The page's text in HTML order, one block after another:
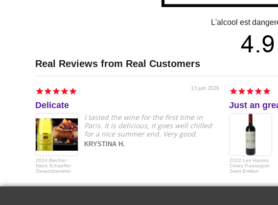
L'alcool est
13 juin 2026
Delicate
2024 Biecher -
Hans Schaeffer
Gewurztraminer
I tasted the wine for the first time in
Paris. It is delicious, it goes well chilled
for a nice summer end. Very good.
KRYSTINA H.
Just an
2022 Les Hautes
Cimes Puisseguin
Saint-Emilion